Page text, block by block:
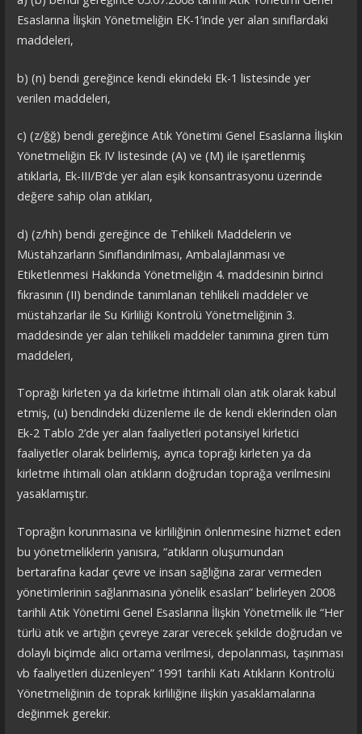
Esaslarına İlişkin Yönetmeliğin EK-1’inde yer alan sınıflardaki
maddeleri,
b) (n) bendi gereğince kendi ekindeki Ek-1 listesinde yer
verilen maddeleri,
c) (z/ğğ) bendi gereğince Atık Yönetimi Genel Esaslarına İlişkin
Yönetmeliğin Ek IV listesinde (A) ve (M) ile işaretlenmiş
atıklarla, Ek-III/B’de yer alan eşik konsantrasyonu üzerinde
değere sahip olan atıkları,
d) (z/hh) bendi gereğince de Tehlikeli Maddelerin ve
Müstahzarların Sınıflandırılması, Ambalajlanması ve
Etiketlenmesi Hakkında Yönetmeliğin 4. maddesinin birinci
fıkrasının (II) bendinde tanımlanan tehlikeli maddeler ve
müstahzarlar ile Su Kirliliği Kontrolü Yönetmeliğinin 3.
maddesinde yer alan tehlikeli maddeler tanımına giren tüm
maddeleri,
Toprağı kirleten ya da kirletme ihtimali olan atık olarak kabul
etmiş, (u) bendindeki düzenleme ile de kendi eklerinden olan
Ek-2 Tablo 2’de yer alan faaliyetleri potansiyel kirletici
faaliyetler olarak belirlemiş, ayrıca toprağı kirleten ya da
kirletme ihtimali olan atıkların doğrudan toprağa verilmesini
yasaklamıştır.
Toprağın korunmasına ve kirliliğinin önlenmesine hizmet eden
bu yönetmeliklerin yanısıra, “atıkların oluşumundan
bertarafına kadar çevre ve insan sağlığına zarar vermeden
yönetimlerinin sağlanmasına yönelik esasları” belirleyen 2008
tarihli Atık Yönetimi Genel Esaslarına İlişkin Yönetmelik ile “Her
türlü atık ve artığın çevreye zarar verecek şekilde doğrudan ve
dolaylı biçimde alıcı ortama verilmesi, depolanması, taşınması
vb faaliyetleri düzenleyen” 1991 tarihli Katı Atıkların Kontrolü
Yönetmeliğinin de toprak kirliliğine ilişkin yasaklamalarına
değinmek gerekir.